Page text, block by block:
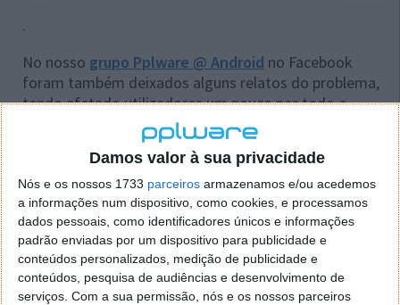
Damos valor à sua privacidade
Nós e os nossos 1733 parceiros armazenamos e/ou acedemos
a informações num dispositivo, como cookies, e processamos
dados pessoais, como identificadores únicos e informações
padrão enviadas por um dispositivo para publicidade e
conteúdos personalizados, medição de publicidade e
conteúdos, pesquisa de audiências e desenvolvimento de
serviços. Com a sua permissão, nós e os nossos parceiros
.
No nosso grupo Pplware @ Android no Facebook
foram também deixados alguns relatos do problema,
tendo afetado utilizadores um pouco por todo o
Segundo aSky News, a Meta estava ciente do
problema, tendo este já sido corrigido. Segundo a
empresa, deveu-se a "uma mudança de
configuração" feita esta manhã, que foi resolvida "o
mais rápido possível". A empresa também pediu
desculpas pelos inconvenientes provocados aos
utilizadores.